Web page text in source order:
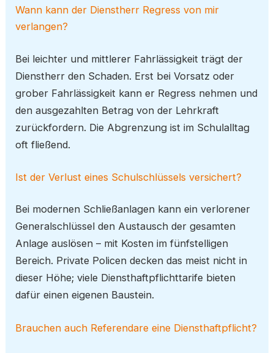
Wann kann der Dienstherr Regress von mir
verlangen?
Bei leichter und mittlerer Fahrlässigkeit trägt der
Dienstherr den Schaden. Erst bei Vorsatz oder
grober Fahrlässigkeit kann er Regress nehmen und
den ausgezahlten Betrag von der Lehrkraft
zurückfordern. Die Abgrenzung ist im Schulalltag
oft fließend.
Ist der Verlust eines Schulschlüssels versichert?
Bei modernen Schließanlagen kann ein verlorener
Generalschlüssel den Austausch der gesamten
Anlage auslösen – mit Kosten im fünfstelligen
Bereich. Private Policen decken das meist nicht in
dieser Höhe; viele Diensthaftpflichttarife bieten
dafür einen eigenen Baustein.
Brauchen auch Referendare eine Diensthaftpflicht?